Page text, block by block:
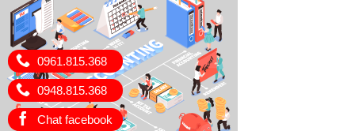
0961.815.368
0948.815.368
Chat facebook